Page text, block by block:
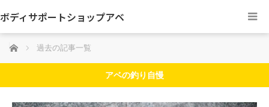
ボディサポートショップアベ
ホーム 過去の記事一覧
アベの釣り自慢